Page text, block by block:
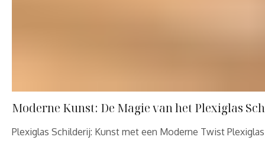
Moderne Kunst: De Magie van het Plexiglas
Plexiglas Schilderij: Kunst met een Moderne Twist